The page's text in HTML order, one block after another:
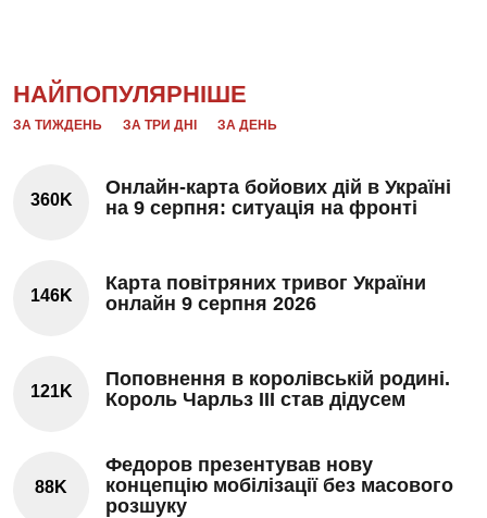
НАЙПОПУЛЯРНІШЕ
ЗА ТИЖДЕНЬ ЗА ТРИ ДНІ ЗА ДЕНЬ
360K
Онлайн-карта бойових дій в Україні
на 9 серпня: ситуація на фронті
146K
Карта повітряних тривог України
онлайн 9 серпня 2026
121K
Поповнення в королівській родині.
Король Чарльз III став дідусем
88K
Федоров презентував нову
концепцію мобілізації без масового
розшуку